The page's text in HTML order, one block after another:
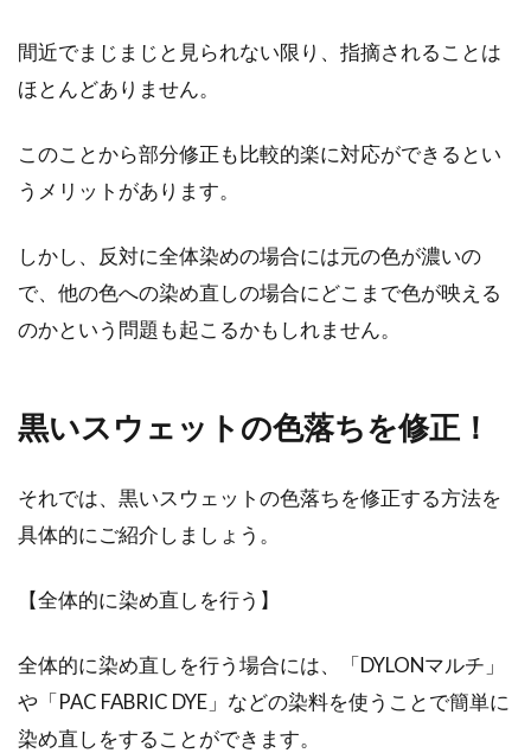
間近でまじまじと見られない限り、指摘されることは
ほとんどありません。
このことから部分修正も比較的楽に対応ができるとい
うメリットがあります。
しかし、反対に全体染めの場合には元の色が濃いの
で、他の色への染め直しの場合にどこまで色が映える
のかという問題も起こるかもしれません。
黒いスウェットの色落ちを修正！
それでは、黒いスウェットの色落ちを修正する方法を
具体的にご紹介しましょう。
【全体的に染め直しを行う】
全体的に染め直しを行う場合には、「DYLONマルチ」
や「PAC FABRIC DYE」などの染料を使うことで簡単に
染め直しをすることができます。